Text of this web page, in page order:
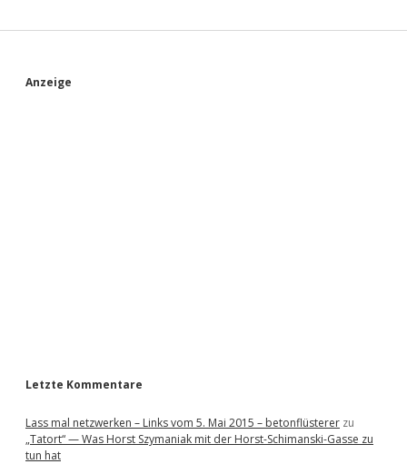
S
Anzeige
Letzte Kommentare
Lass mal netzwerken – Links vom 5. Mai 2015 – betonflüsterer zu
„Tatort“ — Was Horst Szymaniak mit der Horst-Schimanski-Gasse zu
tun hat